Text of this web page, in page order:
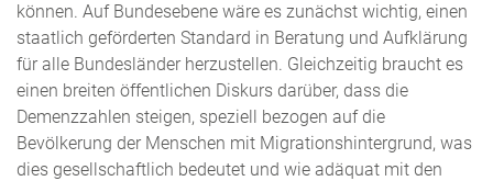
können. Auf Bundesebene wäre es zunächst wichtig, einen
staatlich geförderten Standard in Beratung und Aufklärung
für alle Bundesländer herzustellen. Gleichzeitig braucht es
einen breiten öffentlichen Diskurs darüber, dass die
Demenzzahlen steigen, speziell bezogen auf die
Bevölkerung der Menschen mit Migrationshintergrund, was
dies gesellschaftlich bedeutet und wie adäquat mit den